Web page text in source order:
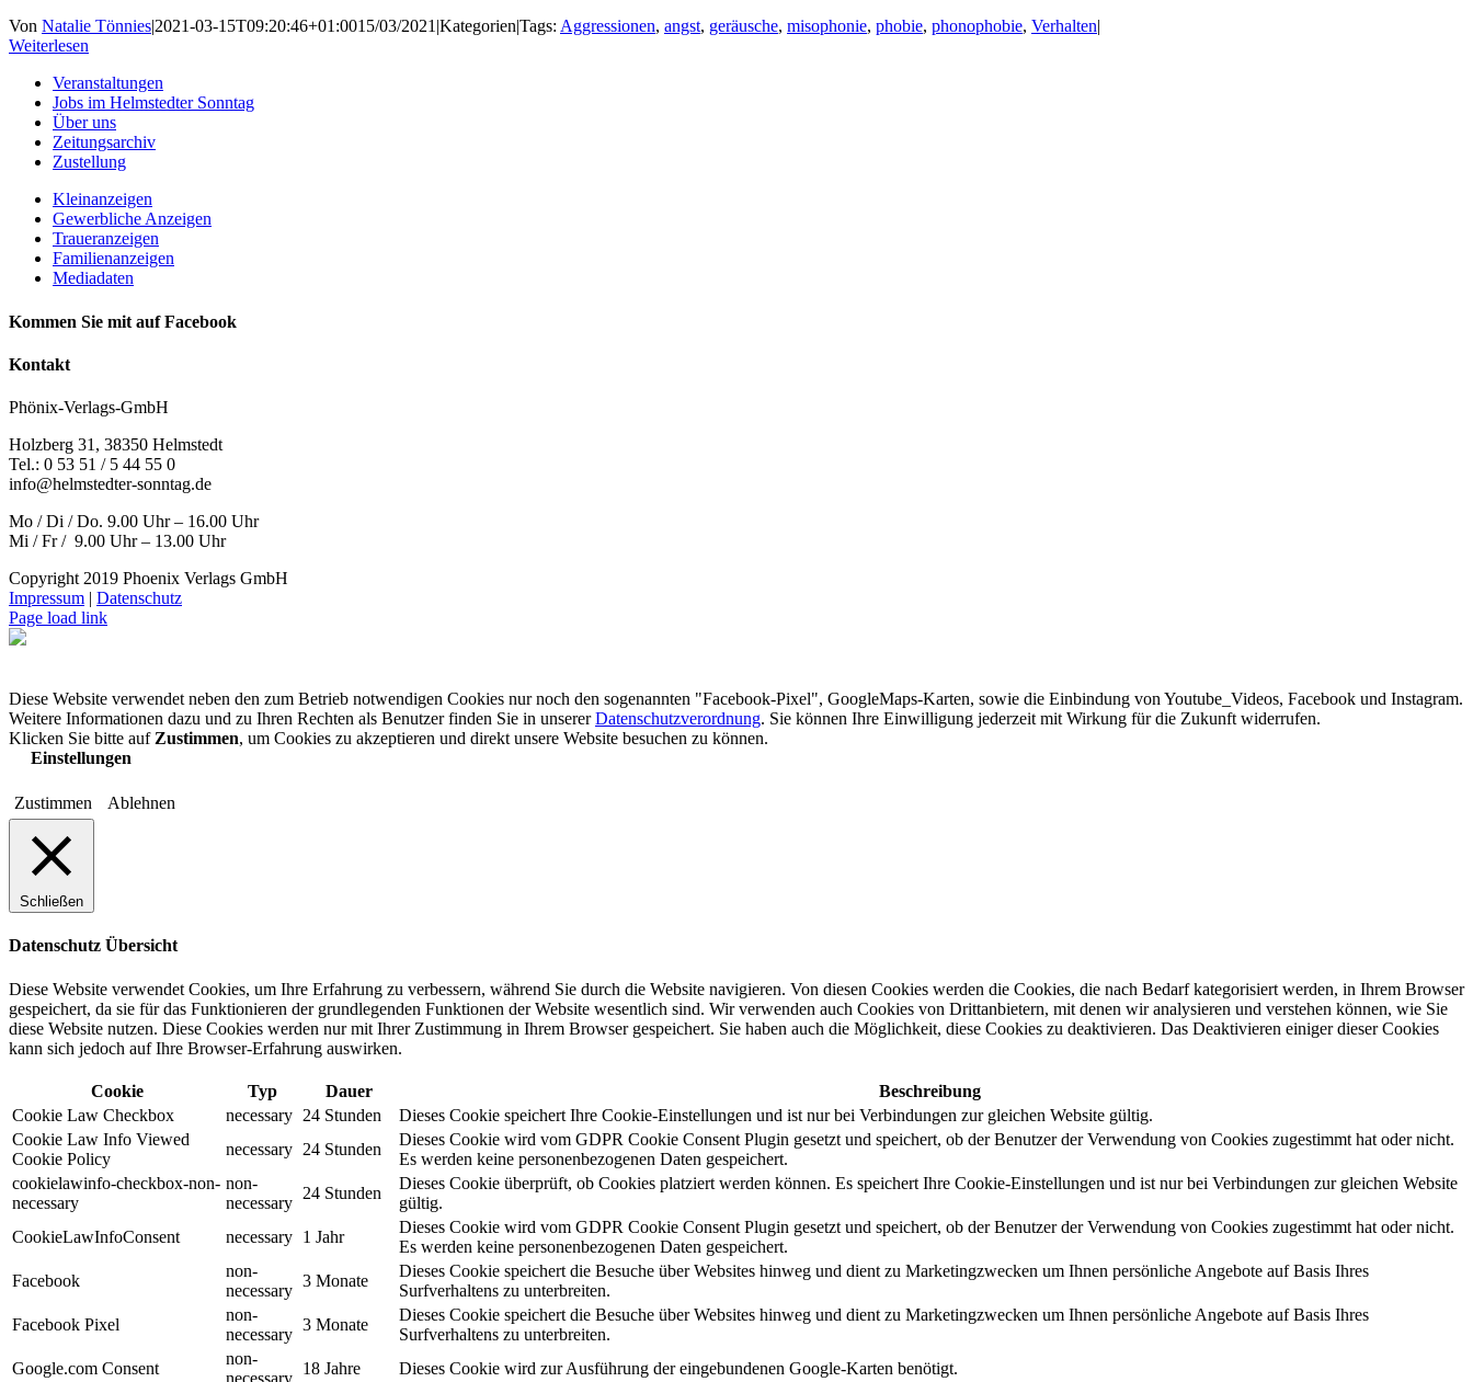
Von Natalie Tönnies|2021-03-15T09:20:46+01:0015/03/2021 |Kategorien|Tags: Aggressionen, angst, geräusche, misophonie, phobie, phonophobie, Verhalten|
Weiterlesen
Veranstaltungen
Jobs im Helmstedter Sonntag
Über uns
Zeitungsarchiv
Zustellung
Kleinanzeigen
Gewerbliche Anzeigen
Traueranzeigen
Familienanzeigen
Mediadaten
Kommen Sie mit auf Facebook
Kontakt
Phönix-Verlags-GmbH
Holzberg 31, 38350 Helmstedt
Tel.: 0 53 51 / 5 44 55 0
info@helmstedter-sonntag.de
Mo / Di / Do. 9.00 Uhr – 16.00 Uhr
Mi / Fr / 9.00 Uhr – 13.00 Uhr
Copyright 2019 Phoenix Verlags GmbH
Impressum | Datenschutz
Page load link
Diese Website verwendet neben den zum Betrieb notwendigen Cookies nur noch den sogenannten "Facebook-Pixel", GoogleMaps-Karten, sowie die Einbindung von Youtube_Videos, Facebook und Instagram.
Weitere Informationen dazu und zu Ihren Rechten als Benutzer finden Sie in unsererDatenschutzverordnung. Sie können Ihre Einwilligung jederzeit mit Wirkung für die Zukunft widerrufen.
Klicken Sie bitte auf Zustimmen, um Cookies zu akzeptieren und direkt unsere Website besuchen zu können.
Einstellungen
Zustimmen Ablehnen
Schließen
Datenschutz Übersicht
Diese Website verwendet Cookies, um Ihre Erfahrung zu verbessern, während Sie durch die Website navigieren. Von diesen Cookies werden die Cookies, die nach Bedarf kategorisiert werden, in Ihrem Browser
gespeichert, da sie für das Funktionieren der grundlegenden Funktionen der Website wesentlich sind. Wir verwenden auch Cookies von Drittanbietern, mit denen wir analysieren und verstehen können, wie Sie
diese Website nutzen. Diese Cookies werden nur mit Ihrer Zustimmung in Ihrem Browser gespeichert. Sie haben auch die Möglichkeit, diese Cookies zu deaktivieren. Das Deaktivieren einiger dieser Cookies
kann sich jedoch auf Ihre Browser-Erfahrung auswirken.
Cookie Typ Dauer
Beschreibung
Cookie Law Checkbox
necessary 24 Stunden
Dieses Cookie speichert Ihre Cookie-Einstellungen und ist nur bei Verbindungen zur gleichen Website gültig.
Cookie Law Info Viewed
Cookie Policy
necessary 24 Stunden
Dieses Cookie wird vom GDPR Cookie Consent Plugin gesetzt und speichert, ob der Benutzer der Verwendung von Cookies zugestimmt hat oder nicht.
Es werden keine personenbezogenen Daten gespeichert.
cookielawinfo-checkbox-non-
necessary
non-
necessary
24 Stunden
Dieses Cookie überprüft, ob Cookies platziert werden können. Es speichert Ihre Cookie-Einstellungen und ist nur bei Verbindungen zur gleichen Website
gültig.
CookieLawInfoConsent
necessary 1 Jahr
Dieses Cookie wird vom GDPR Cookie Consent Plugin gesetzt und speichert, ob der Benutzer der Verwendung von Cookies zugestimmt hat oder nicht.
Es werden keine personenbezogenen Daten gespeichert.
Facebook
non-
necessary
3 Monate
Dieses Cookie speichert die Besuche über Websites hinweg und dient zu Marketingzwecken um Ihnen persönliche Angebote auf Basis Ihres
Surfverhaltens zu unterbreiten.
Facebook Pixel
non-
necessary
3 Monate
Dieses Cookie speichert die Besuche über Websites hinweg und dient zu Marketingzwecken um Ihnen persönliche Angebote auf Basis Ihres
Surfverhaltens zu unterbreiten.
Google.com Consent
non-
necessary
18 Jahre Dieses Cookie wird zur Ausführung der eingebundenen Google-Karten benötigt.